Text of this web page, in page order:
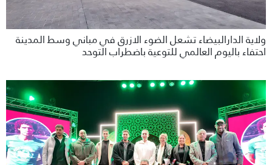
ولاية الدارالبيضاء تشعل الضوء الازرق في مباني وسط المدينة
احتفاء باليوم العالمي للتوعية باضطراب التوحد